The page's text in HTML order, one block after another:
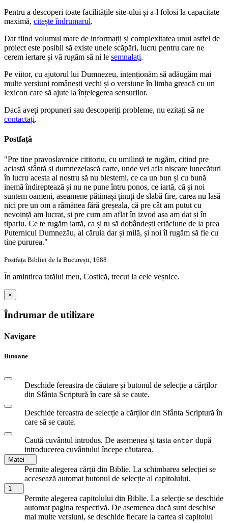
Pentru a descoperi toate facilitățile site-ului și a-l folosi la capacitate
maximă, citește îndrumarul.
Dat fiind volumul mare de informații și complexitatea unui astfel de
proiect este posibil să existe unele scăpări, lucru pentru care ne
cerem iertare și vă rugăm să ni le semnalați.
Pe viitor, cu ajutorul lui Dumnezeu, intenționăm să adăugăm mai
multe versiuni românești vechi și o versiune în limba greacă cu un
lexicon care să ajute la înțelegerea sensurilor.
Dacă aveți propuneri sau descoperiți probleme, nu ezitați să ne
contactați.
Postfață
"Pre tine pravoslavnice cititoriu, cu umilință te rugăm, citind pre
aciastă sfântă și dumnezeiască carte, unde vei afla niscare lunecături
în lucru acesta al nostru să nu blestemi, ce ca un bun și cu bună
inemă îndireptează și nu ne pune întru ponos, ce iartă, că și noi
suntem oameni, aseamene pătimași ținuți de slabă fire, carea nu lasă
nici pre un om a râmănea fără greșeala, că pre cât am putut cu
nevoință am lucrat, și pre cum am aflat în izvod așa am dat și în
tipariu. Ce te rugăm iartă, ca și tu să dobândești ertăciune de la prea
Puternicul Dumnezău, al căruia dar și milă, și noi îl rugăm să fie cu
tine pururea."
Postfața Bibliei de la București, 1688
În amintirea tatălui meu, Costică, trecut la cele veșnice.
×
Îndrumar de utilizare
Navigare
Butoane
Deschide fereastra de căutare și butonul de selecție a cărților
din Sfânta Scriptură în care să se caute.
Deschide fereastra de selecție a cărților din Sfânta Scriptură în
care să se caute.
Caută cuvântul introdus. De asemenea și tasta enter după
introducerea cuvântului începe căutarea.
Matei
Permite alegerea cărții din Biblie. La schimbarea selecției se
accesează automat butonul de selecție al capitolului.
1
Permite alegerea capitolului din Biblie. La selecție se deschide
automat pagina respectivă. De asemenea dacă sunt deschise
mai multe versiuni, se deschide fiecare la cartea si capitolul